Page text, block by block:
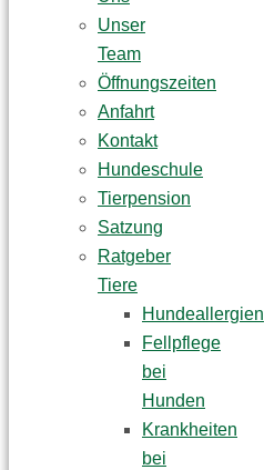
Unser
Team
Öffnungszeiten
Anfahrt
Kontakt
Hundeschule
Tierpension
Satzung
Ratgeber
Tiere
Hundeallergien
Fellpflege
bei
Hunden
Krankheiten
bei